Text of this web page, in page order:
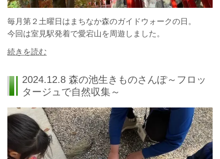
毎月第２土曜日はまちなか森のガイドウォークの日。
今回は室見駅発着で愛宕山を周遊しました。
続きを読む
2024.12.8 森の池生きものさんぽ～フロッ
タージュで自然収集～